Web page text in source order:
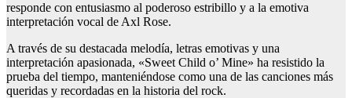
responde con entusiasmo al poderoso estribillo y a la emotiva
interpretación vocal de Axl Rose.
A través de su destacada melodía, letras emotivas y una
interpretación apasionada, «Sweet Child o’ Mine» ha resistido la
prueba del tiempo, manteniéndose como una de las canciones más
queridas y recordadas en la historia del rock.